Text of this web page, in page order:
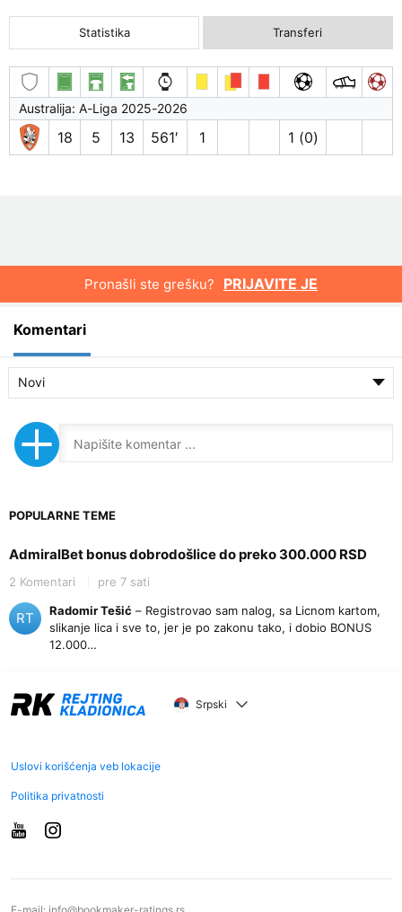
Statistika Transferi
Australija: A-Liga 2025-2026
18 5 13 561′ 1 1 (0)
Pronašli ste grešku? PRIJAVITE JE
Komentari
Novi
POPULARNE TEME
AdmiralBet bonus dobrodošlice do preko 300.000 RSD
2 Komentari pre 7 sati
RT Radomir Tešić – Registrovao sam nalog, sa Licnom kartom,
slikanje lica i sve to, jer je po zakonu tako, i dobio BONUS
12.000…
Srpski
Uslovi korišćenja veb lokacije
Politika privatnosti